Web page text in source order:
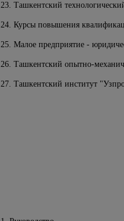
23. Ташкентский
24. Курсы повышения
25. Малое предприятие -
26. Ташкентский опытно-
27. Ташкентский институт